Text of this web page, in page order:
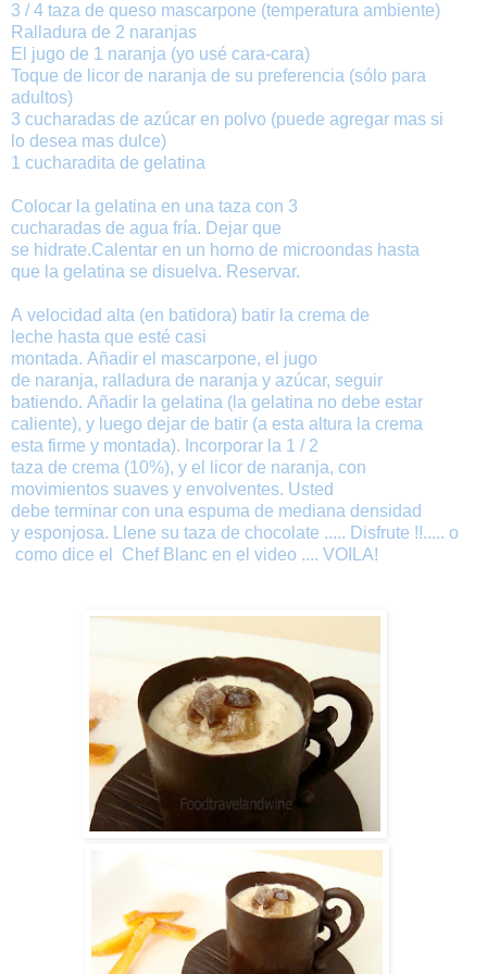
3 / 4 taza de queso mascarpone (temperatura ambiente)
Ralladura de 2 naranjas
El jugo de 1 naranja (yo usé cara-cara)
Toque de licor de naranja de su preferencia (sólo para
adultos)
3 cucharadas de azúcar en polvo (puede agregar mas si
lo desea mas dulce)
1 cucharadita de gelatina
Colocar la gelatina en una taza con 3
cucharadas de agua fría. Dejar que
se hidrate.Calentar en un horno de microondas hasta
que la gelatina se disuelva. Reservar.
A velocidad alta (en batidora) batir la crema de
leche hasta que esté casi
montada. Añadir el mascarpone, el jugo
de naranja, ralladura de naranja y azúcar, seguir
batiendo. Añadir la gelatina ( la gelatina no debe estar
caliente), y luego dejar de batir (a esta altura la crema
esta firme y montada). Incorporar la 1 / 2
taza de crema (10%), y el licor de naranja, con
movimientos suaves y envolventes. Usted
debe terminar con una espuma de mediana densidad
y esponjosa. Llene su taza de chocolate ..... Disfrute !!..... o
como dice el
Chef Blanc en el video .... VOILA!